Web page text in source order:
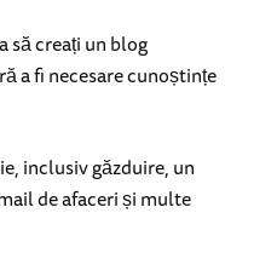
să creați un blog
a fi necesare cunoștințe
inclusiv găzduire, un
de afaceri și multe